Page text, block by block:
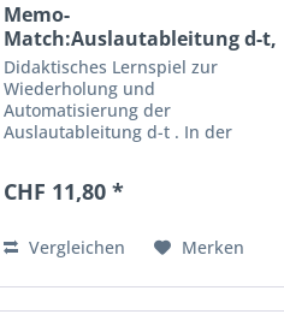
Memo-
Match:Auslautableitung d-t,
leicht
Didaktisches Lernspiel zur
Wiederholung und
Automatisierung der
Auslautableitung d-t . In der
mit einfachen Ableitungen. Vier
abwechslungsreichen...
CHF 11,80 *
Vergleichen Merken